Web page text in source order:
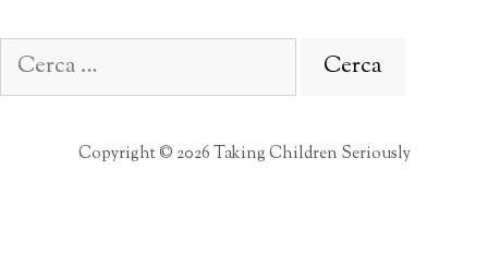
Ricerca
per:
Copyright © 2026 Taking Children Seriously